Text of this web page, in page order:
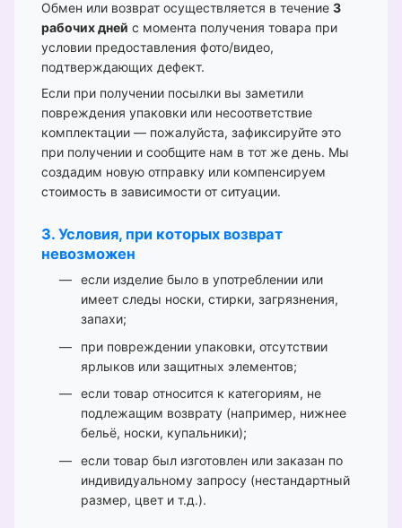
Обмен или возврат осуществляется в течение 3
рабочих дней с момента получения товара при
условии предоставления фото/видео,
подтверждающих дефект.
Если при получении посылки вы заметили
повреждения упаковки или несоответствие
комплектации — пожалуйста, зафиксируйте это
при получении и сообщите нам в тот же день. Мы
создадим новую отправку или компенсируем
стоимость в зависимости от ситуации.
3. Условия, при которых возврат
невозможен
если изделие было в употреблении или
имеет следы носки, стирки, загрязнения,
запахи;
при повреждении упаковки, отсутствии
ярлыков или защитных элементов;
если товар относится к категориям, не
подлежащим возврату (например, нижнее
бельё, носки, купальники);
если товар был изготовлен или заказан по
индивидуальному запросу (нестандартный
размер, цвет и т.д.).